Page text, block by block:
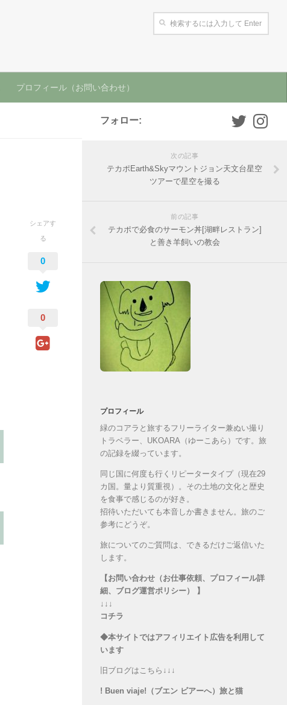
プロフィール（お問い合わせ）
シェアす
る
0
0
フォロー:
次の記事
テカポEarth&Skyマウントジョン天文台星空
ツアーで星空を撮る
前の記事
テカポで必食のサーモン丼[湖畔レストラン]
と善き羊飼いの教会
プロフィール
緑のコアラと旅するフリーライター兼ぬい撮り
トラベラー、UKOARA（ゆーこあら）です。旅
の記録を綴っています。
同じ国に何度も行くリピータータイプ（現在29
カ国。量より質重視）。その土地の文化と歴史
を食事で感じるのが好き。
招待いただいても本音しか書きません。旅のご
参考にどうぞ。
旅についてのご質問は、できるだけご返信いた
します。
【お問い合わせ（お仕事依頼、プロフィール詳
細、ブログ運営ポリシー） 】
↓↓↓
コチラ
◆本サイトではアフィリエイト広告を利用して
います
旧ブログはこちら↓↓↓
! Buen viaje!（ブエン ビアーへ）旅と猫